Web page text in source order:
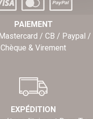
PAIEMENT
/ CB / Paypal /
Chèque & Virement
EXPÉDITION